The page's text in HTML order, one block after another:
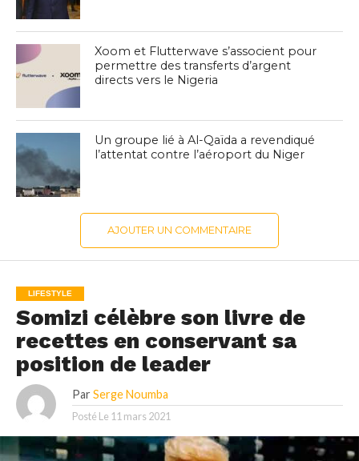
Xoom et Flutterwave s’associent pour
permettre des transferts d’argent
directs vers le Nigeria
Un groupe lié à Al-Qaïda a revendiqué
l’attentat contre l’aéroport du Niger
AJOUTER UN COMMENTAIRE
LIFESTYLE
Somizi célèbre son livre de
recettes en conservant sa
position de leader
Par Serge Noumba
Posté Le 11 mars 2021